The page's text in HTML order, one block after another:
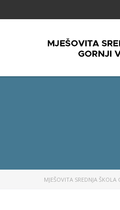
MJEŠOVITA SREDNJA ŠKOLA